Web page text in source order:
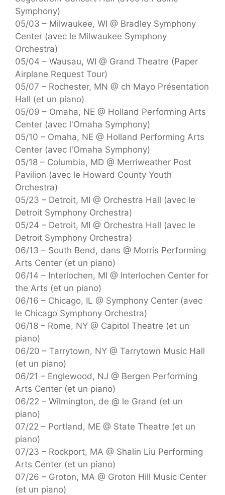
Symphony)
05/03 – Milwaukee, WI @ Bradley Symphony
Center (avec le Milwaukee Symphony
Orchestra)
05/04 – Wausau, WI @ Grand Theatre (Paper
Airplane Request Tour)
05/07 – Rochester, MN @ ch Mayo Présentation
Hall (et un piano)
05/09 – Omaha, NE @ Holland Performing Arts
Center (avec l'Omaha Symphony)
05/10 – Omaha, NE @ Holland Performing Arts
Center (avec l'Omaha Symphony)
05/18 – Columbia, MD @ Merriweather Post
Pavilion (avec le Howard County Youth
Orchestra)
05/23 – Detroit, MI @ Orchestra Hall (avec le
Detroit Symphony Orchestra)
05/24 – Detroit, MI @ Orchestra Hall (avec le
Detroit Symphony Orchestra)
06/13 – South Bend, dans @ Morris Performing
Arts Center (et un piano)
06/14 – Interlochen, MI @ Interlochen Center for
the Arts (et un piano)
06/16 – Chicago, IL @ Symphony Center (avec
le Chicago Symphony Orchestra)
06/18 – Rome, NY @ Capitol Theatre (et un
piano)
06/20 – Tarrytown, NY @ Tarrytown Music Hall
(et un piano)
06/21 – Englewood, NJ @ Bergen Performing
Arts Center (et un piano)
06/22 – Wilmington, de @ le Grand (et un
piano)
07/22 – Portland, ME @ State Theatre (et un
piano)
07/23 – Rockport, MA @ Shalin Liu Performing
Arts Center (et un piano)
07/26 – Groton, MA @ Groton Hill Music Center
(et un piano)